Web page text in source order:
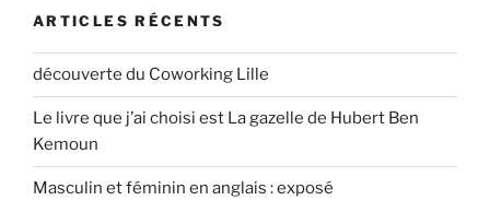
ARTICLES RÉCENTS
découverte du Coworking Lille
Le livre que j’ai choisi est La gazelle de Hubert Ben
Kemoun
Masculin et féminin en anglais : exposé